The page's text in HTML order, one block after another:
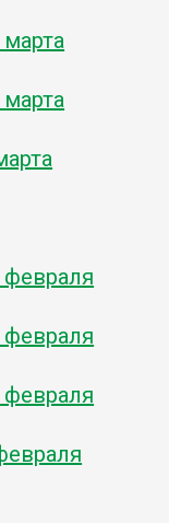
февраля
февраля
февраля